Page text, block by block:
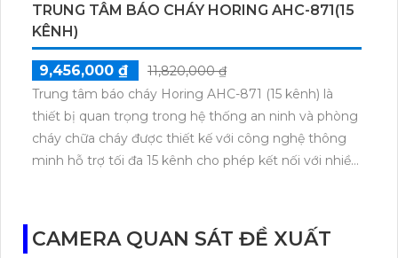
TRUNG TÂM BÁO CHÁY HORING AHC-871(15
KÊNH)
9,456,000 ₫
11,820,000 ₫
Trung tâm báo cháy Horing AHC-871 (15 kênh) là
thiết bị quan trọng trong hệ thống an ninh và phòng
cháy chữa cháy được thiết kế với công nghệ thông
minh hỗ trợ tối đa 15 kênh cho phép kết nối với nhiều
nhà,cơ sở sản xuất,văn phòng hay các khu vực có
nguy cơ cháy nổ cao
CAMERA QUAN SÁT ĐỀ XUẤT